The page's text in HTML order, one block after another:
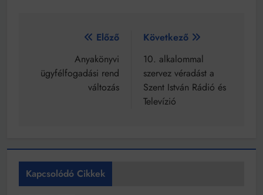
Bejegyzés
navigáció
Előző
Anyakönyvi
ügyfélfogadási rend
változás
Következő
10. alkalommal
szervez véradást a
Szent István Rádió és
Televízió
Kapcsolódó Cikkek